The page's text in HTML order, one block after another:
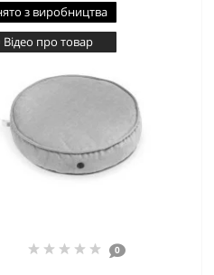
з виробництва
Відео про товар
0